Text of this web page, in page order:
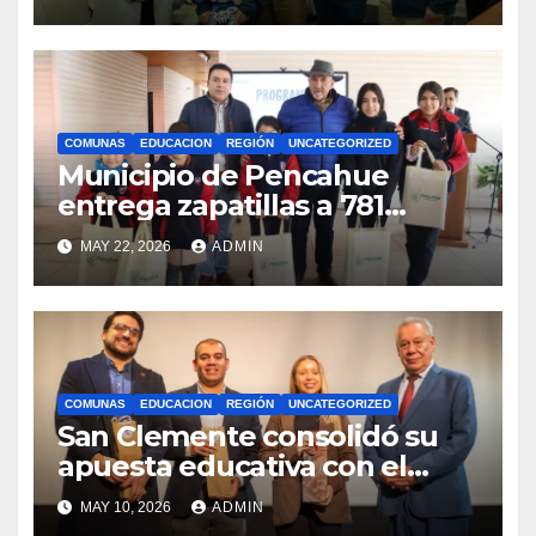
internacionales
COMUNAS EDUCACION REGIÓN UNCATEGORIZED
Municipio de Pencahue
entrega zapatillas a 781
estudiantes con recursos del
Royalty Minero
MAY 22, 2026 ADMIN
COMUNAS EDUCACION REGIÓN UNCATEGORIZED
San Clemente consolidó su
apuesta educativa con el
lanzamiento del
Preuniversitario Brotes 2026
MAY 10, 2026 ADMIN